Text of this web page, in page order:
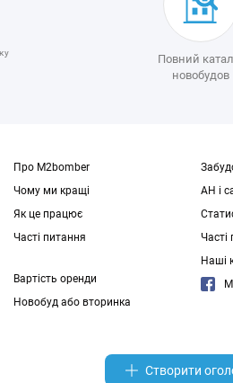
Повний
новобудов
Про M2bomber
Чому ми кращі
Як це працює
Часті питання
Вартість оренди
Новобуд або вторинка
АН і
Часті
Наші
Створити